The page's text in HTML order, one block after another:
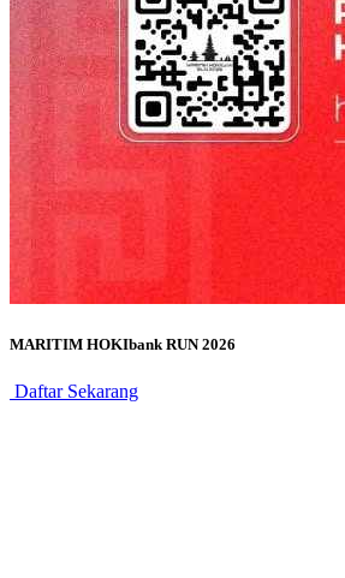
MARITIM HOKIbank RUN 2026
Daftar Sekarang